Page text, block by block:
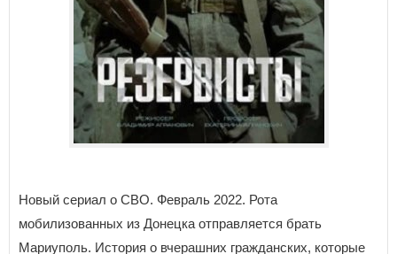
Новый сериал о СВО. Февраль 2022. Рота
мобилизованных из Донецка отправляется брать
Мариуполь. История о вчерашних гражданских, которые